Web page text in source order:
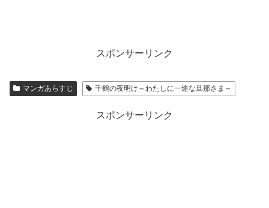
スポンサーリンク
マンガあらすじ 千鶴の夜明け～わたしに一途な旦那さま～
スポンサーリンク